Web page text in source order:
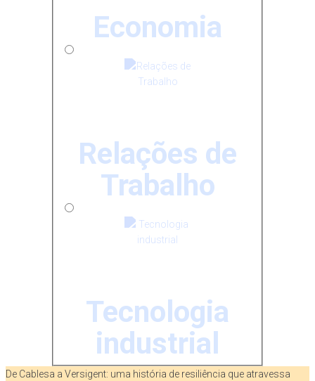
Economia
Relações de
Trabalho
Tecnologia
industrial
De Cablesa a Versigent: uma história de resiliência que atravessa